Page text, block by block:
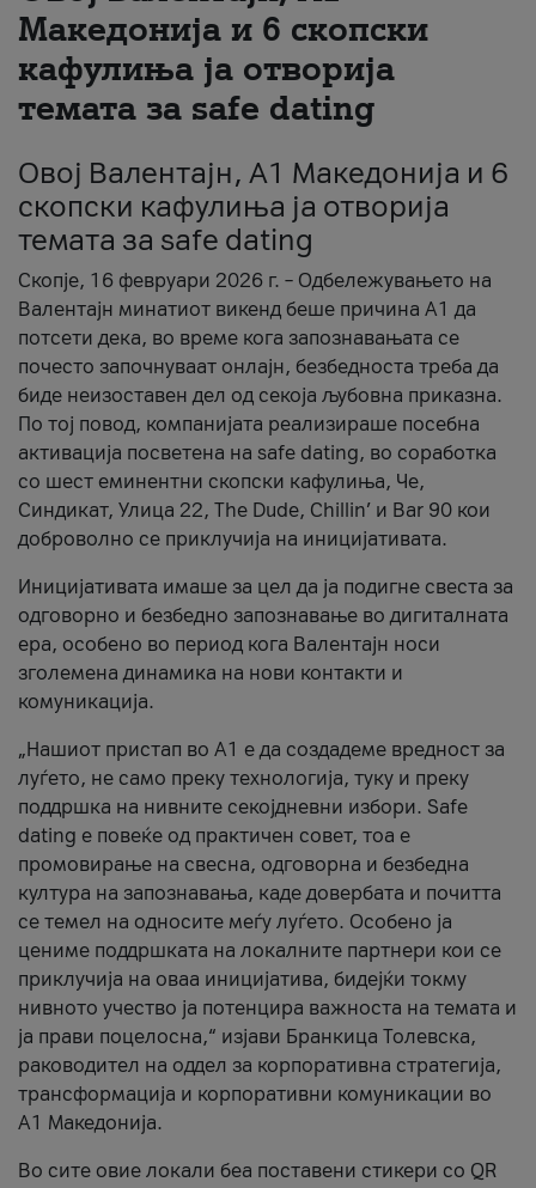
Македонија и 6 скопски
кафулиња ја отворија
темата за safe dating
Овој Валентајн, A1 Македонија и 6
скопски кафулиња ја отворија
темата за safe dating
Скопје, 16 февруари 2026 г. – Одбележувањето на
Валентајн минатиот викенд беше причина А1 да
потсети дека, во време кога запознавањата се
почесто започнуваат онлајн, безбедноста треба да
биде неизоставен дел од секоја љубовна приказна.
По тој повод, компанијата реализираше посебна
активација посветена на safe dating, во соработка
со шест еминентни скопски кафулиња, Че,
Синдикат, Улица 22, The Dude, Chillin’ и Bar 90 кои
доброволно се приклучија на иницијативата.
Иницијативата имаше за цел да ја подигне свеста за
одговорно и безбедно запознавање во дигиталната
ера, особено во период кога Валентајн носи
зголемена динамика на нови контакти и
комуникација.
„Нашиот пристап во А1 е да создадеме вредност за
луѓето, не само преку технологија, туку и преку
поддршка на нивните секојдневни избори. Safe
dating е повеќе од практичен совет, тоа е
промовирање на свесна, одговорна и безбедна
култура на запознавања, каде довербата и почитта
се темел на односите меѓу луѓето. Особено ја
цениме поддршката на локалните партнери кои се
приклучија на оваа иницијатива, бидејќи токму
нивното учество ја потенцира важноста на темата и
ја прави поцелосна,“ изјави Бранкица Толевска,
раководител на оддел за корпоративна стратегија,
трансформација и корпоративни комуникации во
А1 Македонија.
Во сите овие локали беа поставени стикери со QR